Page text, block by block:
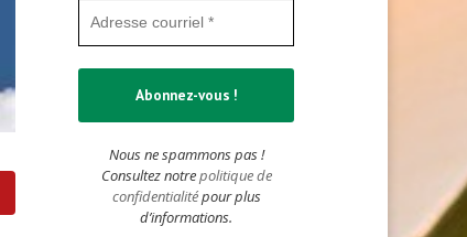
Nous ne spammons pas !
Consultez notrepolitique de
confidentialitépour plus
d’informations.